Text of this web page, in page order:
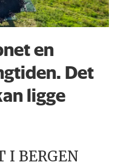
en
Det
ligge
I BERGEN